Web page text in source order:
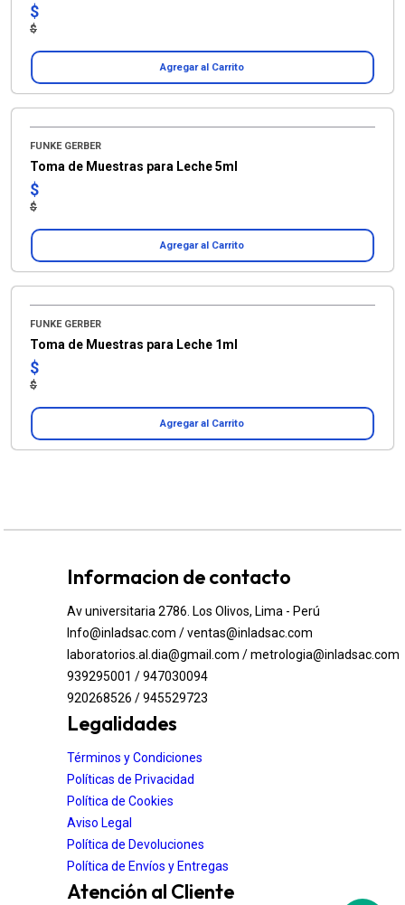
$
$
Agregar al Carrito
FUNKE GERBER
Toma de Muestras para Leche 5ml
$
$
Agregar al Carrito
FUNKE GERBER
Toma de Muestras para Leche 1ml
$
$
Agregar al Carrito
Informacion de contacto
Av universitaria 2786. Los Olivos, Lima - Perú
Info@inladsac.com / ventas@inladsac.com
laboratorios.al.dia@gmail.com / metrologia@inladsac.com
939295001 / 947030094
920268526 / 945529723
Legalidades
Términos y Condiciones
Políticas de Privacidad
Política de Cookies
Aviso Legal
Política de Devoluciones
Política de Envíos y Entregas
Atención al Cliente